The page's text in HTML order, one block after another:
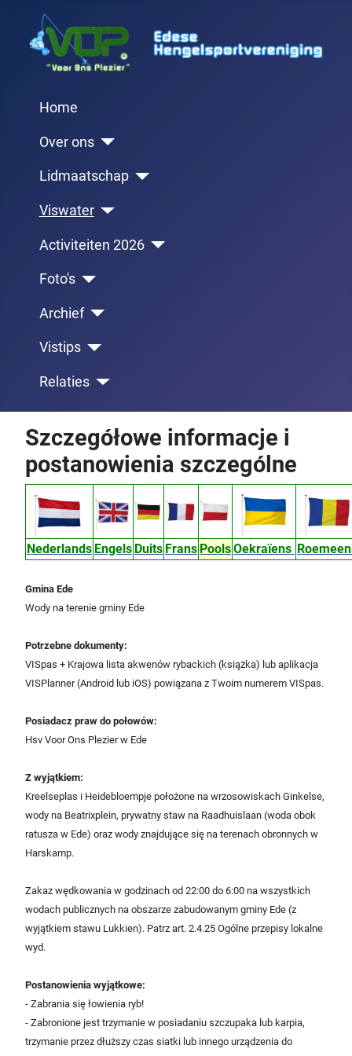
Home
Over ons
Lidmaatschap
Viswater
Activiteiten 2026
Foto's
Archief
Vistips
Relaties
Szczegółowe informacje i
postanowienia szczególne
Nederlands Engels Duits Frans PoolsOekraïens
Gmina Ede
Wody na terenie gminy Ede
Potrzebne dokumenty:
VISpas + Krajowa lista akwenów rybackich (książka) lub aplikacja
VISPlanner (Android lub iOS) powiązana z Twoim numerem VISpas.
Posiadacz praw do połowów:
Hsv Voor Ons Plezier w Ede
Z wyjątkiem:
Kreelseplas i Heidebloempje położone na wrzosowiskach Ginkelse,
wody na Beatrixplein, prywatny staw na Raadhuislaan (woda obok
ratusza w Ede) oraz wody znajdujące się na terenach obronnych w
Harskamp.
Zakaz wędkowania w godzinach od 22:00 do 6:00 na wszystkich
wodach publicznych na obszarze zabudowanym gminy Ede (z
wyjątkiem stawu Lukkien). Patrz art. 2.4.25 Ogólne przepisy lokalne
wyd.
Postanowienia wyjątkowe:
- Zabrania się łowienia ryb!
- Zabronione jest trzymanie w posiadaniu szczupaka lub karpia,
trzymanie przez dłuższy czas siatki lub innego urządzenia do